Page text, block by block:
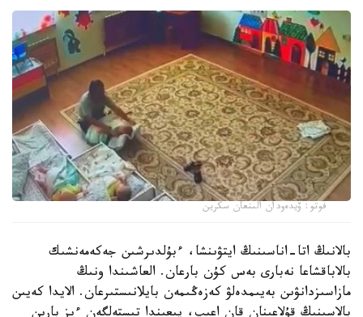
فوتو: ۆيدەودان الىنعان سكرين
بالانىڭ اتا-اناسىنىڭ ايتۋىنشا، ءبۇلدىرشىن جەكەمەنشىك
بالاباقشاعا نەبارى بەس كۇن بارعان. العاشىندا ونىڭ
مازاسىزدانۋىن بەيىمدەلۋ كەزەڭىمەن بايلانىستىرعان. الايدا كەيىن